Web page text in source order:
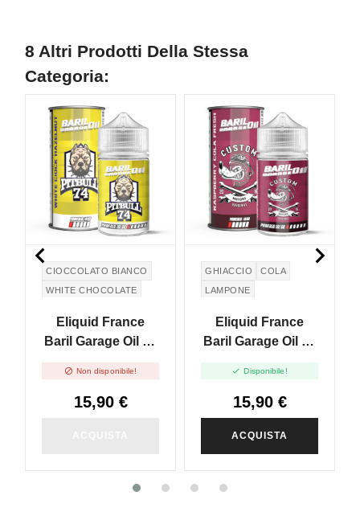
8 Altri Prodotti Della Stessa
Categoria:
CIOCCOLATO BIANCO
WHITE CHOCOLATE
Eliquid France
Baril Garage Oil 74
Hazelnut - Vape
Shot - 10ml
 Non disponibile!
15,90 €
NON DISPONIBILE
GHIACCIO
COLA
LAMPONE
Eliquid France
Baril Garage Oil 20
Fresh - Vape Shot -
10ml
 Disponibile!
15,90 €
ACQUISTA
 